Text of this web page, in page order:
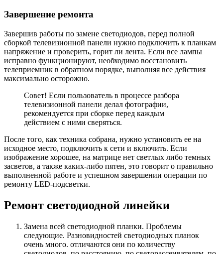
Завершение ремонта
Завершив работы по замене светодиодов, перед полной
сборкой телевизионной панели нужно подключить к планкам
напряжение и проверить, горит ли лента. Если все лампы
исправно функционируют, необходимо восстановить
телеприемник в обратном порядке, выполняя все действия
максимально осторожно.
Совет! Если пользователь в процессе разбора
телевизионной панели делал фотографии,
рекомендуется при сборке перед каждым
действием с ними сверяться.
После того, как техника собрана, нужно установить ее на
исходное место, подключить к сети и включить. Если
изображение хорошее, на матрице нет светлых либо темных
засветов, а также каких-либо пятен, это говорит о правильно
выполненной работе и успешном завершении операции по
ремонту LED-подсветки.
Ремонт светодиодной линейки
Замена всей светодиодной планки. Проблемы
следующие. Разновидностей светодиодных планок
очень много. отличаются они по количеству